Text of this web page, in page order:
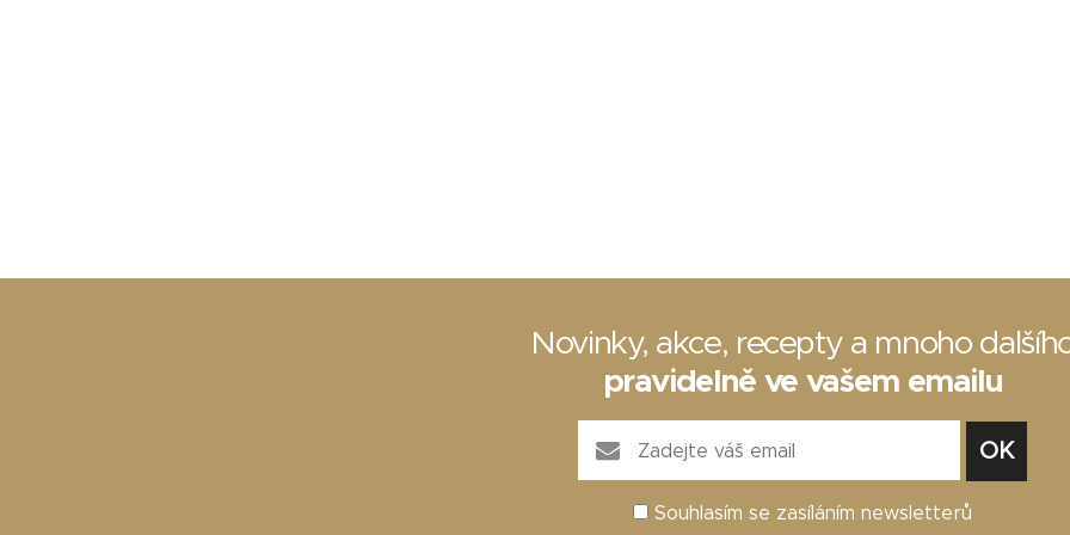
Novinky, akce, recepty a mnoho
pravidelně ve vašem emailu
Souhlasím se zasíláním newsletterů